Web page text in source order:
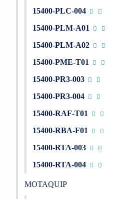
15400-PLC-004
15400-PLM-A01
15400-PLM-A02
15400-PME-T01
15400-PR3-003
15400-PR3-004
15400-RAF-T01
15400-RBA-F01
15400-RTA-003
15400-RTA-004
MOTAQUIP